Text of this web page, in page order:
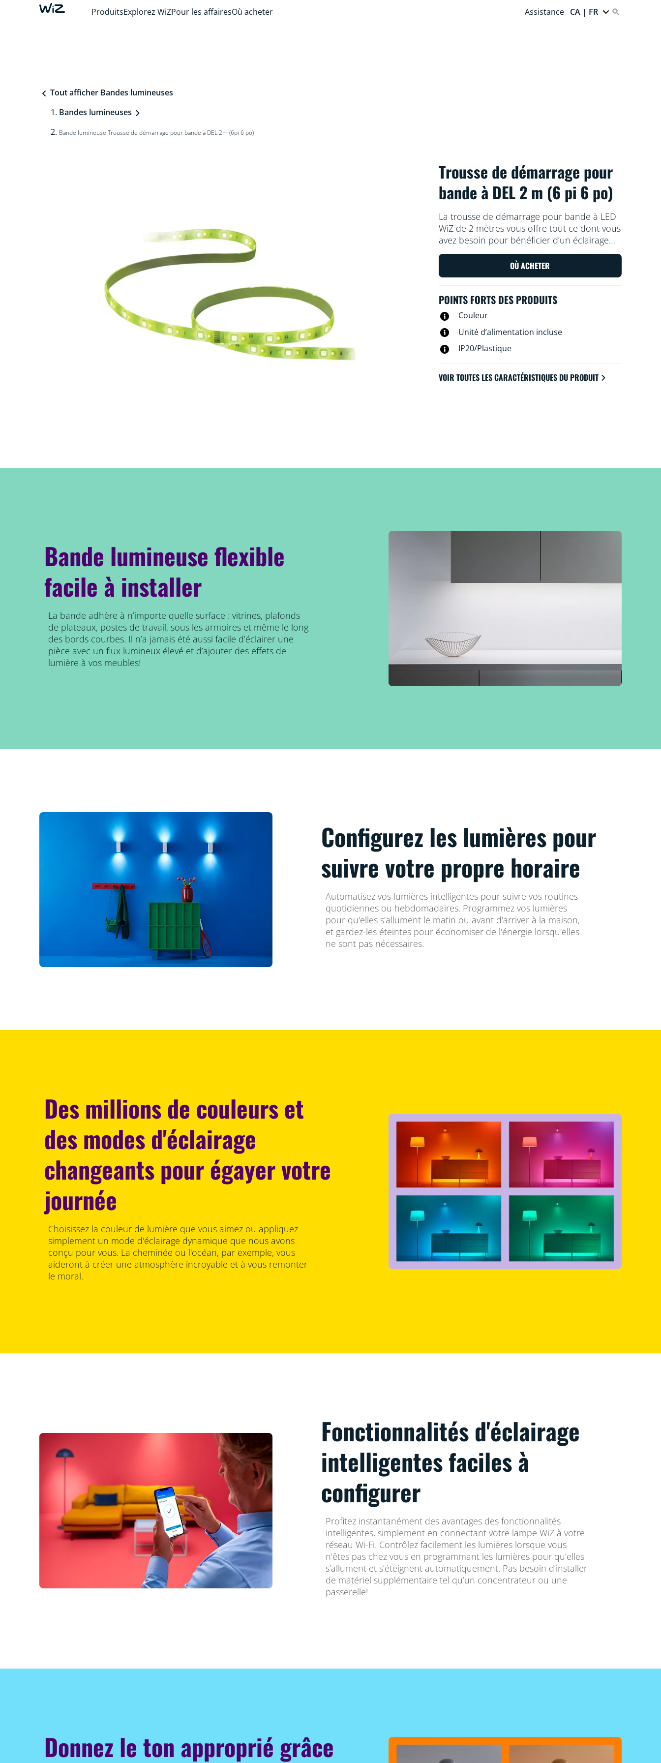
ProduitsExplorez WiZPour les affairesOù acheter Assistance CA | FR
Tout afficher Bandes lumineuses
Bandes lumineuses
Bande lumineuse Trousse de démarrage pour bande à DEL 2m (6pi 6 po)
Trousse de démarrage pour
bande à DEL 2 m (6 pi 6 po)
La trousse de démarrage pour bande à LED
WiZ de 2 mètres vous offre tout ce dont vous
avez besoin pour bénéficier d’un éclairage
intelligent et coloré. Coupez la bande flexible
à la taille voulue pour ajouter un éclairage
indirect et linéaire à n’importe quel espace.
commandes vocales pour régler l’intensité
ou utilisez des modes d’éclairage prédéfinis
sur les configurations Wi-Fi.
OÙ ACHETER
POINTS FORTS DES PRODUITS
Couleur
Unité d’alimentation incluse
IP20/Plastique
VOIR TOUTES LES CARACTÉRISTIQUES DU PRODUIT
Bande lumineuse flexible
facile à installer
La bande adhère à n’importe quelle surface : vitrines, plafonds
de plateaux, postes de travail, sous les armoires et même le long
des bords courbes. Il n’a jamais été aussi facile d’éclairer une
pièce avec un flux lumineux élevé et d’ajouter des effets de
lumière à vos meubles!
Configurez les lumières pour
suivre votre propre horaire
Automatisez vos lumières intelligentes pour suivre vos routines
quotidiennes ou hebdomadaires. Programmez vos lumières
pour qu'elles s'allument le matin ou avant d'arriver à la maison,
et gardez-les éteintes pour économiser de l'énergie lorsqu'elles
ne sont pas nécessaires.
Des millions de couleurs et
des modes d'éclairage
changeants pour égayer votre
journée
Choisissez la couleur de lumière que vous aimez ou appliquez
simplement un mode d'éclairage dynamique que nous avons
conçu pour vous. La cheminée ou l'océan, par exemple, vous
aideront à créer une atmosphère incroyable et à vous remonter
le moral.
Fonctionnalités d'éclairage
intelligentes faciles à
configurer
Profitez instantanément des avantages des fonctionnalités
intelligentes, simplement en connectant votre lampe WiZ à votre
réseau Wi-Fi. Contrôlez facilement les lumières lorsque vous
n’êtes pas chez vous en programmant les lumières pour qu’elles
s’allument et s’éteignent automatiquement. Pas besoin d’installer
de matériel supplémentaire tel qu’un concentrateur ou une
passerelle!
Donnez le ton approprié grâce